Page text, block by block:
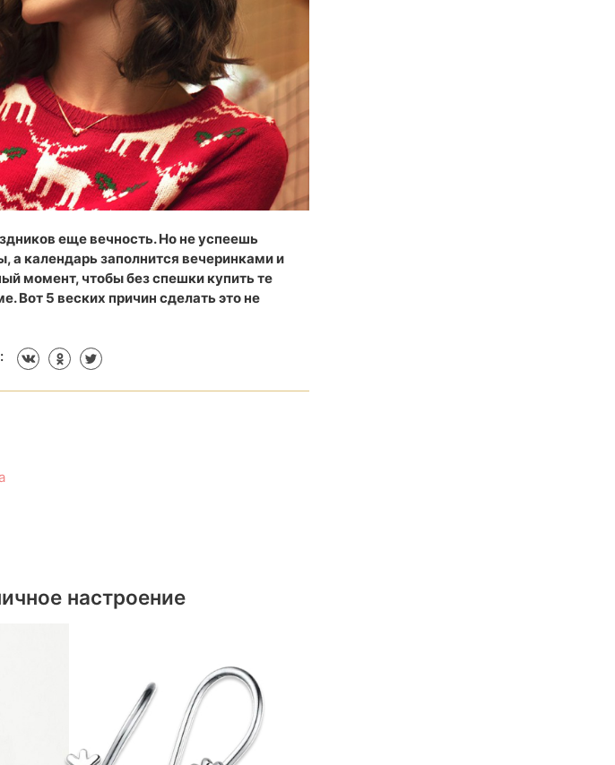
еще вечность. Но не успеешь
а календарь заполнится вечеринками и
момент, чтобы без спешки купить те
Вот 5 веских причин сделать это не
настроение